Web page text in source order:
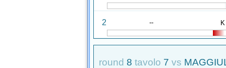
2 -- K
round 8 tavolo 7 vs